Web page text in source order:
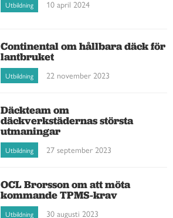
Utbildning 10 april 2024
Continental om hållbara däck för
lantbruket
Utbildning 22 november 2023
Däckteam om
däckverkstädernas största
utmaningar
Utbildning 27 september 2023
OCL Brorsson om att möta
kommande TPMS-krav
Utbildning 30 augusti 2023